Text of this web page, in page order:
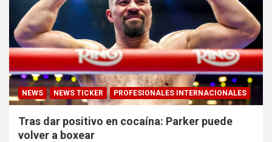
NEWS NEWS TICKER PROFESIONALES INTERNACIONALES
Tras dar positivo en cocaína: Parker puede
volver a boxear